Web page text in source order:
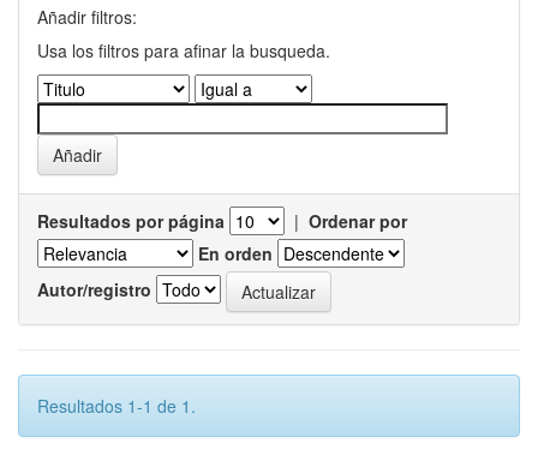
Añadir filtros:
Usa los filtros para afinar la busqueda.
Resultados por página | Ordenar por
En orden
Autor/registro
Resultados 1-1 de 1.